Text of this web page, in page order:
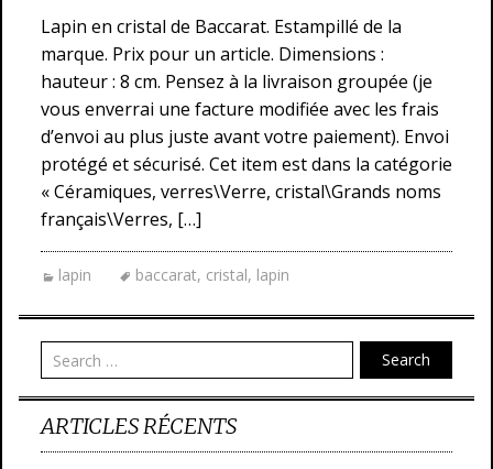
Lapin en cristal de Baccarat. Estampillé de la
marque. Prix pour un article. Dimensions :
hauteur : 8 cm. Pensez à la livraison groupée (je
vous enverrai une facture modifiée avec les frais
d’envoi au plus juste avant votre paiement). Envoi
protégé et sécurisé. Cet item est dans la catégorie
« Céramiques, verres\Verre, cristal\Grands noms
français\Verres, […]
lapin baccarat, cristal, lapin
Search
ARTICLES RÉCENTS